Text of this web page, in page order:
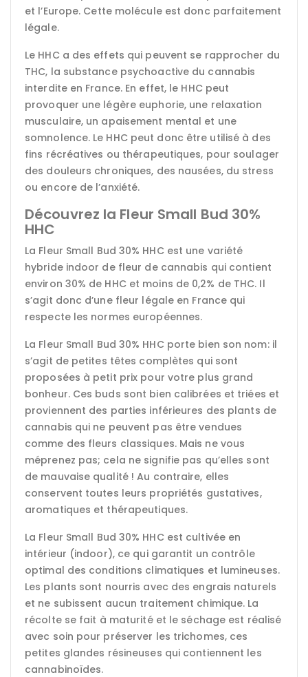
et l’Europe. Cette molécule est donc parfaitement
légale.
Le HHC a des effets qui peuvent se rapprocher du
THC, la substance psychoactive du cannabis
interdite en France. En effet, le HHC peut
provoquer une légère euphorie, une relaxation
musculaire, un apaisement mental et une
somnolence. Le HHC peut donc être utilisé à des
fins récréatives ou thérapeutiques, pour soulager
des douleurs chroniques, des nausées, du stress
ou encore de l’anxiété.
Découvrez la Fleur Small Bud 30%
HHC
La Fleur Small Bud 30% HHC est une variété
hybride indoor de fleur de cannabis qui contient
environ 30% de HHC et moins de 0,2% de THC. Il
s’agit donc d’une fleur légale en France qui
respecte les normes européennes.
La Fleur Small Bud 30% HHC porte bien son nom: il
s’agit de petites têtes complètes qui sont
proposées à petit prix pour votre plus grand
bonheur. Ces buds sont bien calibrées et triées et
proviennent des parties inférieures des plants de
cannabis qui ne peuvent pas être vendues
comme des fleurs classiques. Mais ne vous
méprenez pas; cela ne signifie pas qu’elles sont
de mauvaise qualité ! Au contraire, elles
conservent toutes leurs propriétés gustatives,
aromatiques et thérapeutiques.
La Fleur Small Bud 30% HHC est cultivée en
intérieur (indoor), ce qui garantit un contrôle
optimal des conditions climatiques et lumineuses.
Les plants sont nourris avec des engrais naturels
et ne subissent aucun traitement chimique. La
récolte se fait à maturité et le séchage est réalisé
avec soin pour préserver les trichomes, ces
petites glandes résineuses qui contiennent les
cannabinoïdes.